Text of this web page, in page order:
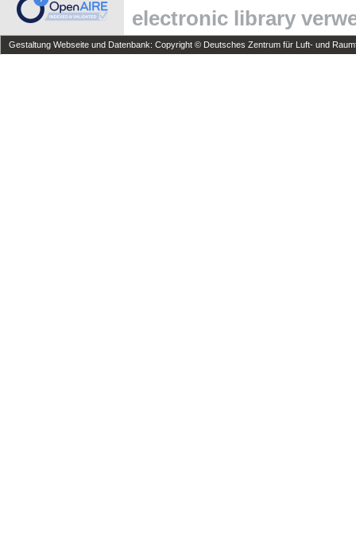
electronic library
Gestaltung Webseite und Datenbank: Copyright © Deutsches Zentrum für Luft- und